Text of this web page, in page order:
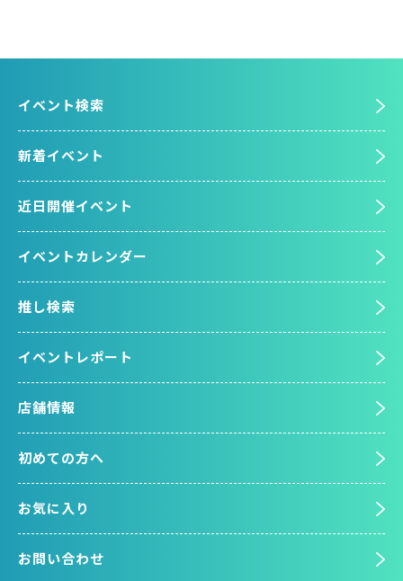
イベント検索
新着イベント
近日開催イベント
イベントカレンダー
推し検索
イベントレポート
店舗情報
初めての方へ
お気に入り
お問い合わせ